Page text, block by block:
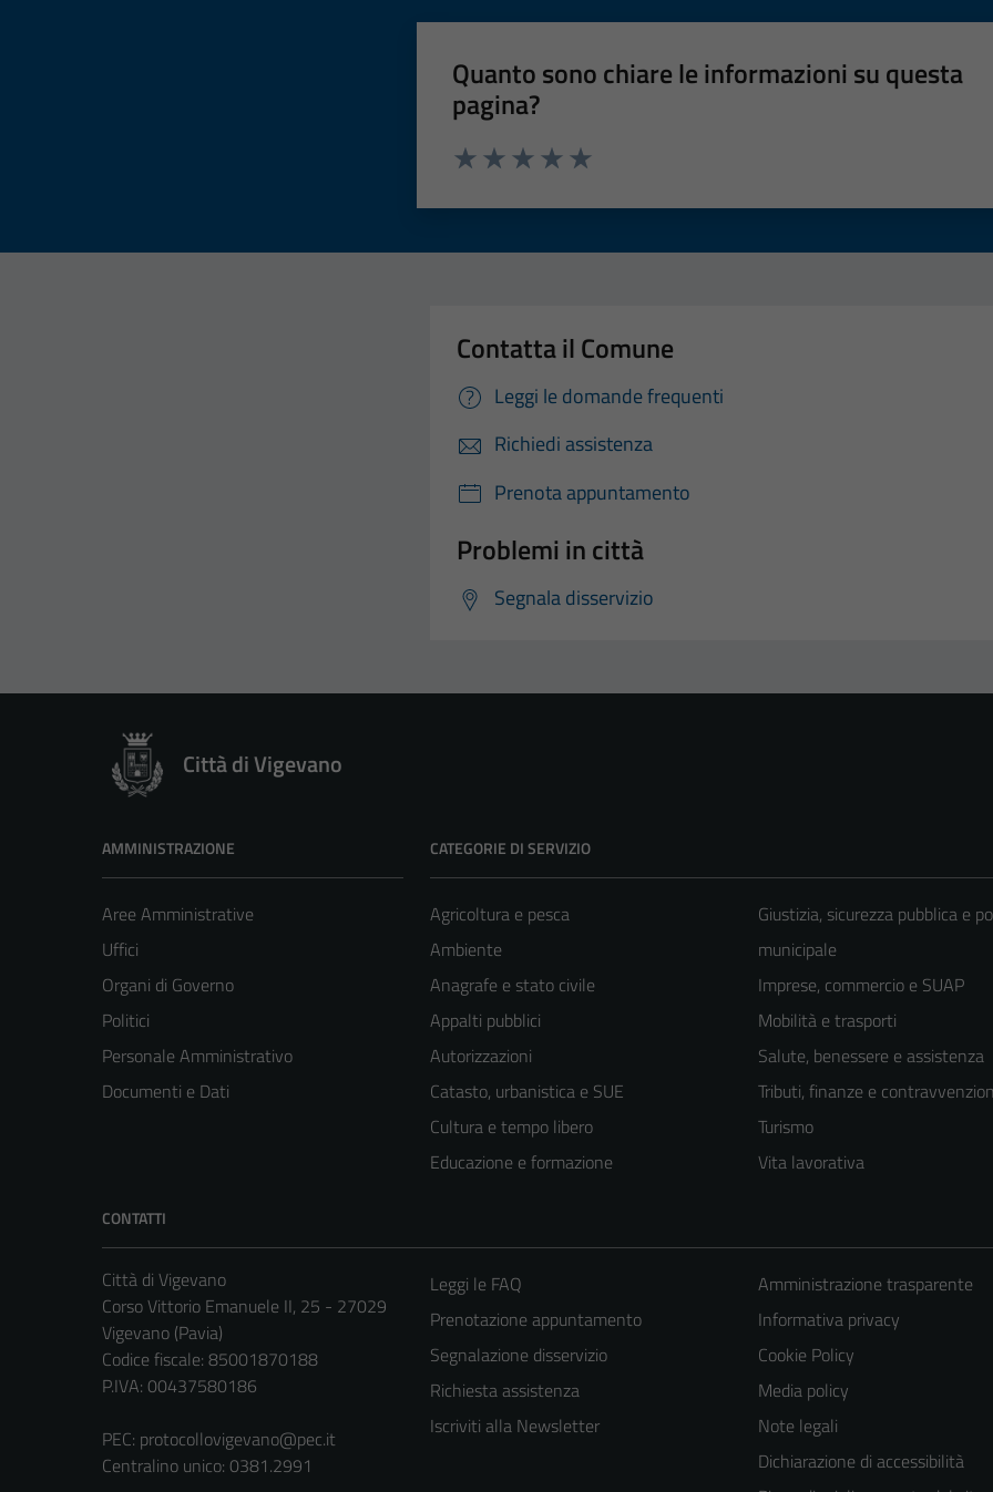
Quanto sono chiare le informazioni su questa
pagina?
Contatta il Comune
Leggi le domande frequenti
Richiedi assistenza
Prenota appuntamento
Problemi in città
Segnala disservizio
Città di Vigevano
AMMINISTRAZIONE
Aree Amministrative
Uffici
Organi di Governo
Politici
Personale Amministrativo
Documenti e Dati
CATEGORIE DI SERVIZIO
Agricoltura e pesca
Ambiente
Anagrafe e stato civile
Appalti pubblici
Autorizzazioni
Catasto, urbanistica e SUE
Cultura e tempo libero
Educazione e formazione
Giustizia, sicurezza pubblica e
municipale
Imprese, commercio e SUAP
Mobilità e trasporti
Salute, benessere e assistenza
Tributi, finanze e
Turismo
Vita lavorativa
CONTATTI
Città di Vigevano
Corso Vittorio Emanuele II, 25 - 27029
Vigevano (Pavia)
Codice fiscale: 85001870188
P.IVA: 00437580186
PEC: protocollovigevano@pec.it
Centralino unico: 0381.2991
Leggi le FAQ
Prenotazione appuntamento
Segnalazione disservizio
Richiesta assistenza
Iscriviti alla Newsletter
Amministrazione trasparente
Informativa privacy
Cookie Policy
Media policy
Note legali
Dichiarazione di accessibilità